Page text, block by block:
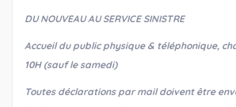
DU NOUVEAU AU SERVICE SINISTRE
Accueil du public physique & téléphonique,
10H (sauf le samedi)
Toutes déclarations par mail doivent être